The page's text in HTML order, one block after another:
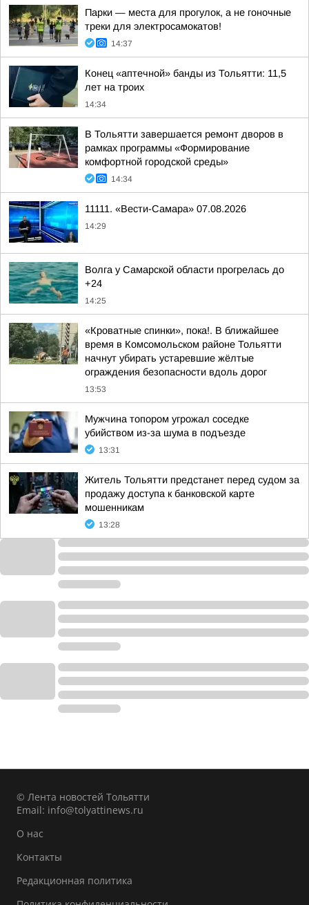
Парки — места для прогулок, а не гоночные
треки для электросамокатов!
14:37
Конец «аптечной» банды из Тольятти: 11,5
лет на троих
14:34
В Тольятти завершается ремонт дворов в
рамках программы «Формирование
комфортной городской среды»
14:34
11111. «Вести-Самара» 07.08.2026
14:29
Волга у Самарской области прогрелась до
+24
14:25
«Кроватные спинки», пока!. В ближайшее
время в Комсомольском районе Тольятти
начнут убирать устаревшие жёлтые
ограждения безопасности вдоль дорог
13:53
Мужчина топором угрожал соседке
убийством из-за шума в подъезде
13:31
Житель Тольятти предстанет перед судом за
продажу доступа к банковской карте
мошенникам
13:28
© Лента новостей Тольятти
Email: info@tolyattinews.ru
О нас
Контакты
Редакционная политика